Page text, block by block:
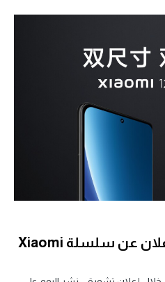
شاومي تؤكد موعد الإعلان عن سلسلة Xiaomi